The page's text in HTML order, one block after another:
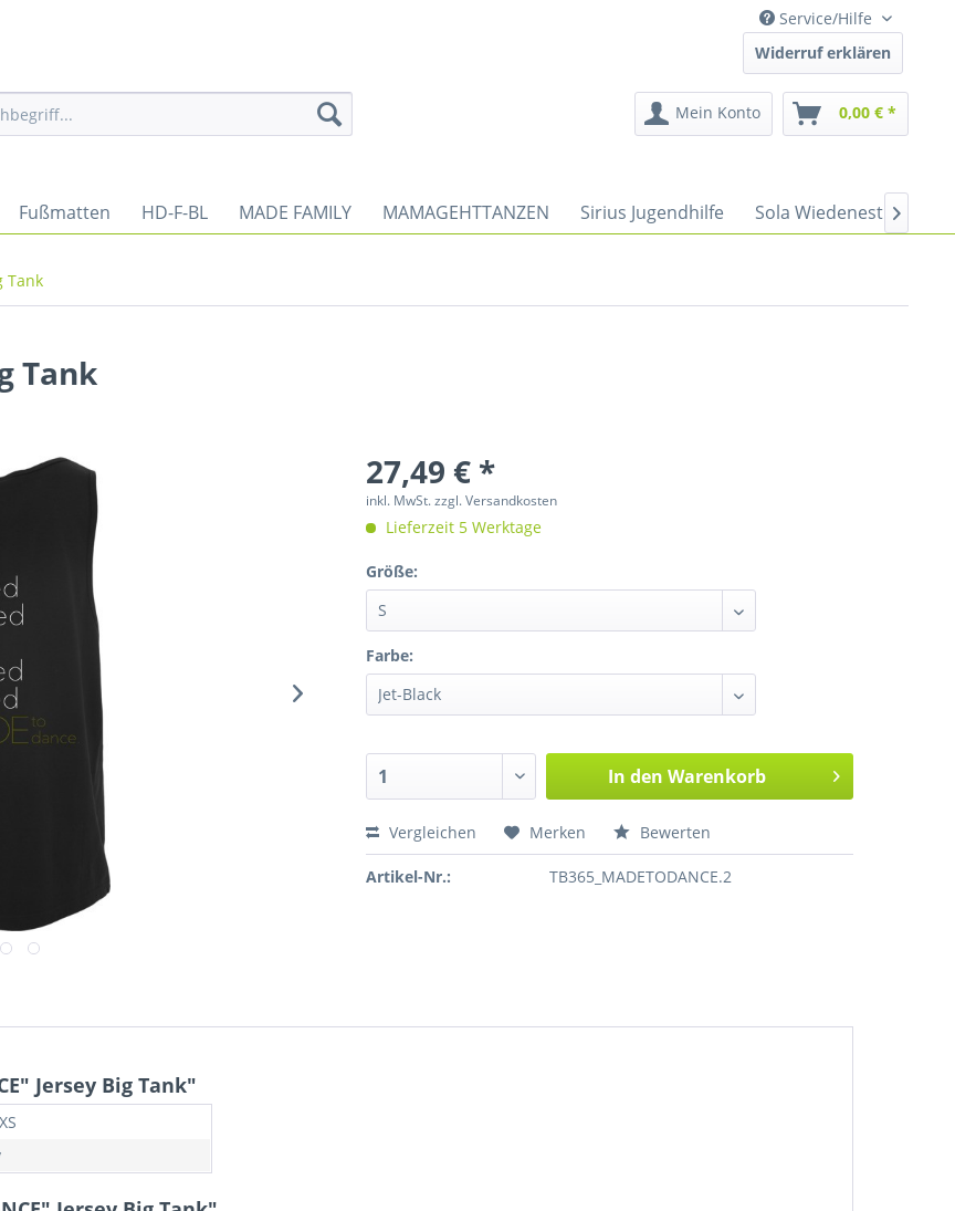
Service/Hilfe
Widerruf erklären
Mein Konto 0,00 € *
Fußmatten HD-F-BL MADE FAMILY MAMAGEHTTANZEN Sirius Jugendhilfe Sola Wiedenest 
Tank
Tank
27,49 € *
inkl. MwSt.zzgl. Versandkosten
Lieferzeit 5 Werktage
Größe:
Farbe:
In den Warenkorb
Vergleichen Merken Bewerten
Artikel-Nr.: TB365_MADETODANCE.2
Jersey Big Tank"